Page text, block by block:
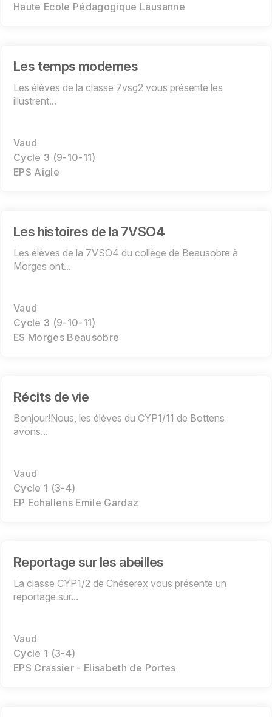
Haute Ecole Pédagogique Lausanne
Les temps modernes
Les élèves de la classe 7vsg2 vous présente les
illustrent...
Vaud
Cycle 3 (9-10-11)
EPS Aigle
Les histoires de la 7VSO4
Les élèves de la 7VSO4 du collège de Beausobre à
Morges ont...
Vaud
Cycle 3 (9-10-11)
ES Morges Beausobre
Récits de vie
Bonjour!Nous, les élèves du CYP1/11 de Bottens
avons...
Vaud
Cycle 1 (3-4)
EP Echallens Emile Gardaz
Reportage sur les abeilles
La classe CYP1/2 de Chéserex vous présente un
reportage sur...
Vaud
Cycle 1 (3-4)
EPS Crassier - Elisabeth de Portes